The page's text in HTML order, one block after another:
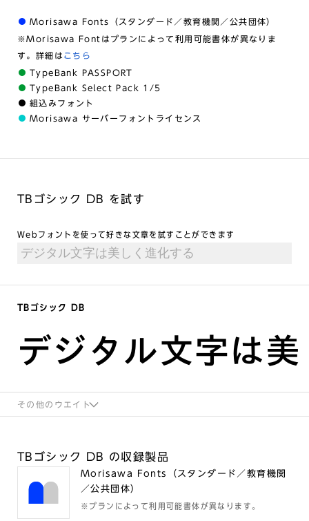
Morisawa Fonts（スタンダード／教育機関／公共団体）
※Morisawa Fontはプランによって利用可能書体が異なりま
す。詳細は こちら
TypeBank PASSPORT
TypeBank Select Pack 1/5
組込みフォント
Morisawa サーバーフォントライセンス
TBゴシック DB を試す
Webフォントを使って好きな文章を試すことができます
TBゴシック DB
デジタル文字は
その他のウエイト
TBゴシック DB の収録製品
Morisawa Fonts（スタンダード／教育機関
／公共団体）
※プランによって利用可能書体が異なります。